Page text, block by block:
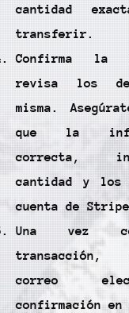
cantidad
transferir.
Confirma la
revisa los
misma.
que la
correcta,
cantidad y
cuenta de
Una vez
correo
confirmación